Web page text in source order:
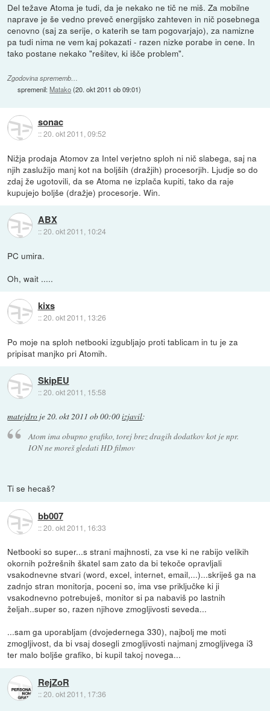
Del težave Atoma je tudi, da je nekako ne tič ne miš. Za mobilne
naprave je še vedno preveč energijsko zahteven in nič posebnega
cenovno (saj za serije, o katerih se tam pogovarjajo), za namizne
pa tudi nima ne vem kaj pokazati - razen nizke porabe in cene. In
tako postane nekako "rešitev, ki išče problem".
Zgodovina sprememb…
spremenil:Matako(20. okt 2011 ob 09:01)
sonac
::20. okt 2011, 09:52
Nižja prodaja Atomov za Intel verjetno sploh ni nič slabega, saj na
njih zaslužijo manj kot na boljših (dražjih) procesorjih. Ljudje so do
zdaj že ugotovili, da se Atoma ne izplača kupiti, tako da raje
kupujejo boljše (dražje) procesorje. Win.
ABX
::20. okt 2011, 10:24
PC umira.
Oh, wait .....
kixs
::20. okt 2011, 13:26
Po moje na sploh netbooki izgubljajo proti tablicam in tu je za
pripisat manjko pri Atomih.
SkipEU
::20. okt 2011, 15:58
matejdro je20. okt 2011 ob 00:00izjavil:
Atom ima obupno grafiko, torej brez dragih dodatkov kot je npr.
ION ne moreš gledati HD filmov
Ti se hecaš?
bb007
::20. okt 2011, 16:33
Netbooki so super...s strani majhnosti, za vse ki ne rabijo velikih
okornih požrešnih škatel sam zato da bi tekoče opravljali
vsakodnevne stvari (word, excel, internet, email,...)...skriješ ga na
zadnjo stran monitorja, poceni so, ima vse priključke ki ji
vsakodnevno potrebuješ, monitor si pa nabaviš po lastnih
željah..super so, razen njihove zmogljivosti seveda...
...sam ga uporabljam (dvojedernega 330), najbolj me moti
zmogljivost, da bi vsaj dosegli zmogljivosti najmanj zmogljivega i3
ter malo boljše grafiko, bi kupil takoj novega...
RejZoR
::20. okt 2011, 17:36